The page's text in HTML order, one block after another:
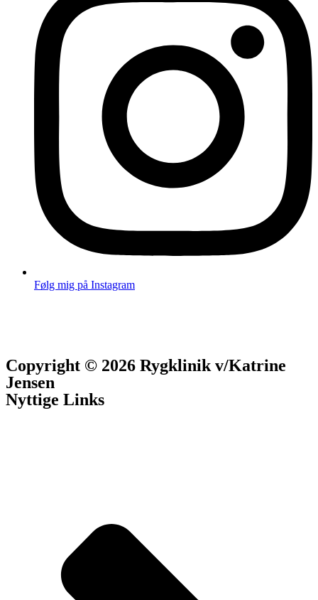
Følg mig på Instagram
Copyright © 2026 Rygklinik v/Katrine
Jensen
Nyttige Links